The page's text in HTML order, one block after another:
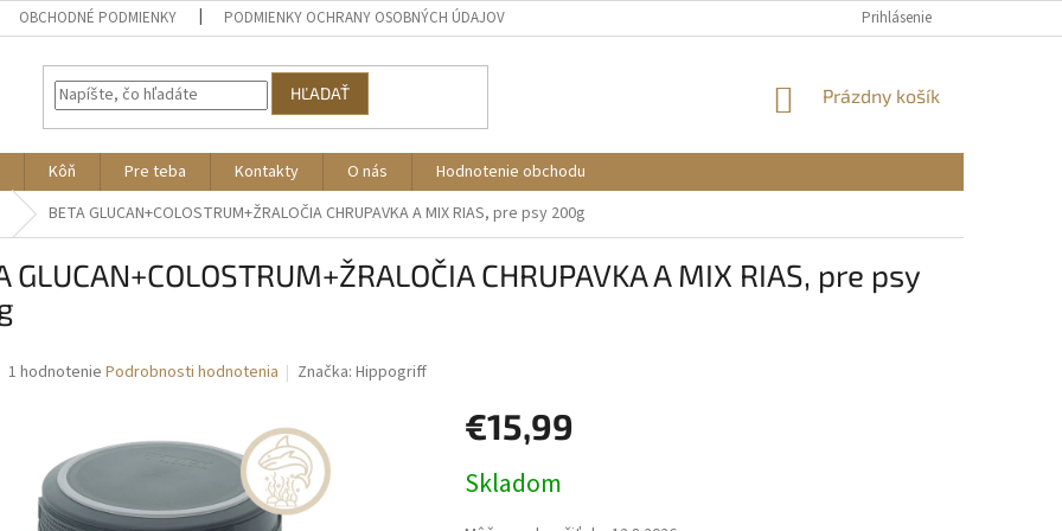
OBCHODNÉ PODMIENKY PODMIENKY OCHRANY OSOBNÝCH ÚDAJOV Prihlásenie
HĽADAŤ
NÁKUPNÝ
Prázdny košík
Kôň Pre teba Kontakty O nás
Hodnotenie obchodu
BETA GLUCAN+COLOSTRUM+ŽRALOČIA CHRUPAVKA A MIX RIAS, pre psy 200g
GLUCAN+COLOSTRUM+ŽRALOČIA CHRUPAVKA A MIX RIAS, pre psy
Priemerné
1 hodnotenie Podrobnosti hodnotenia Značka:Hippogriff
€15,99
cena:
Skladom